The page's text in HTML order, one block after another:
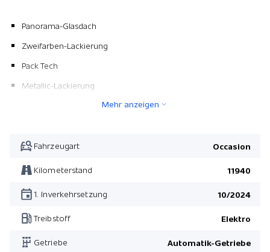
Panorama-Glasdach
Zweifarben-Lackierung
Pack Tech
Metallic-Lackierung
Mehr anzeigen
Fahrzeugart Occasion
Kilometerstand 11940
1. Inverkehrsetzung 10/2024
Treibstoff Elektro
Getriebe Automatik-Getriebe